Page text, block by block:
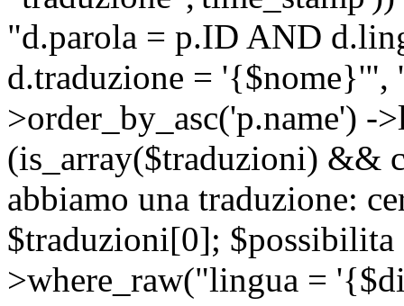
"d.parola = p.ID AND
d.traduzione = '{$nome}'",
>order_by_asc('p.name')
(is_array($traduzioni) &&
abbiamo una traduzione:
$traduzioni[0];
>where_raw("lingua =